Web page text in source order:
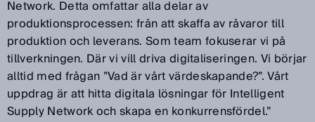
Network. Detta omfattar alla delar av
produktionsprocessen: från att skaffa av råvaror till
produktion och leverans. Som team fokuserar vi på
tillverkningen. Där vi vill driva digitaliseringen. Vi börjar
alltid med frågan ”Vad är vårt värdeskapande?”. Vårt
uppdrag är att hitta digitala lösningar för Intelligent
Supply Network och skapa en konkurrensfördel.”